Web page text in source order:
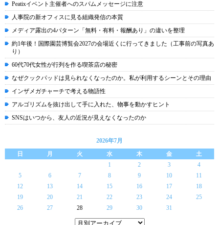
Peatixイベント主催者へのスパムメッセージに注意
人事院の新オフィスに見る組織発信の本質
メディア露出の4パターン「無料・有料・報酬あり」の違いを整理
約1年後！国際園芸博覧会2027の会場近くに行ってきました（工事前の写真あ
り）
60代70代女性が行列を作る喫茶店の秘密
なぜクックパッドは見られなくなったのか。私が利用するシーンとその理由
インザメガチャーチで考える物語性
アルゴリズムを抜け出して手に入れた、物事を動かすヒント
SNSはいつから、友人の近況が見えなくなったのか
2026年7月
日
月 火 水 木 金
土
1
2 3
4
5
6 7 8 9 10
11
12
13 14 15 16 17
18
19
20 21 22 23 24
25
26
27 28 29 30 31